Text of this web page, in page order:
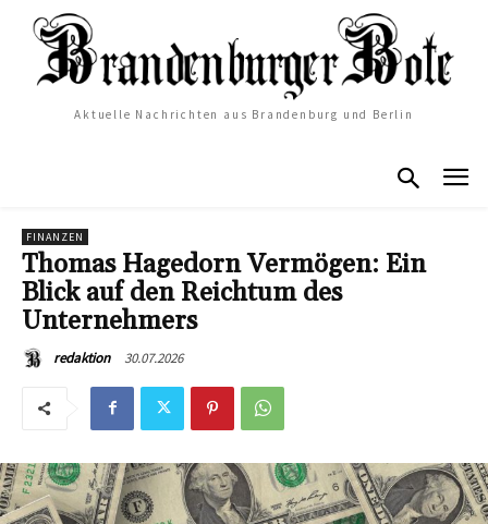
Aktuelle Nachrichten aus Brandenburg und Berlin
FINANZEN
Thomas Hagedorn Vermögen: Ein
Blick auf den Reichtum des
Unternehmers
redaktion 30.07.2026